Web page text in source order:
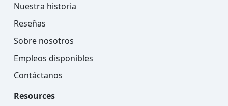
Nuestra historia
Reseñas
Sobre nosotros
Empleos disponibles
Contáctanos
Resources